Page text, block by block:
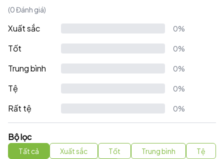
(0 Đánh giá)
Xuất sắc 0%
Tốt 0%
Trung bình 0%
Tệ 0%
Rất tệ 0%
Bộ lọc
Tất cả Xuất sắc Tốt Trung bình
Tệ